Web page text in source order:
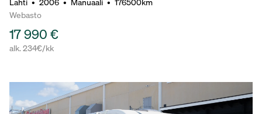
Webasto
17 990 €
alk. 234€/kk